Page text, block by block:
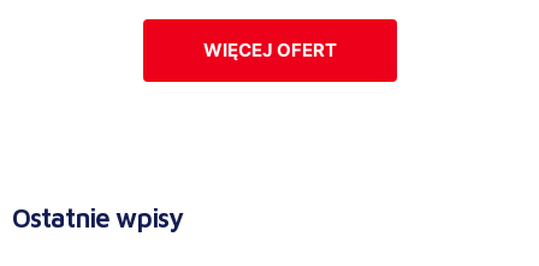
WIĘCEJ OFERT
Ostatnie wpisy